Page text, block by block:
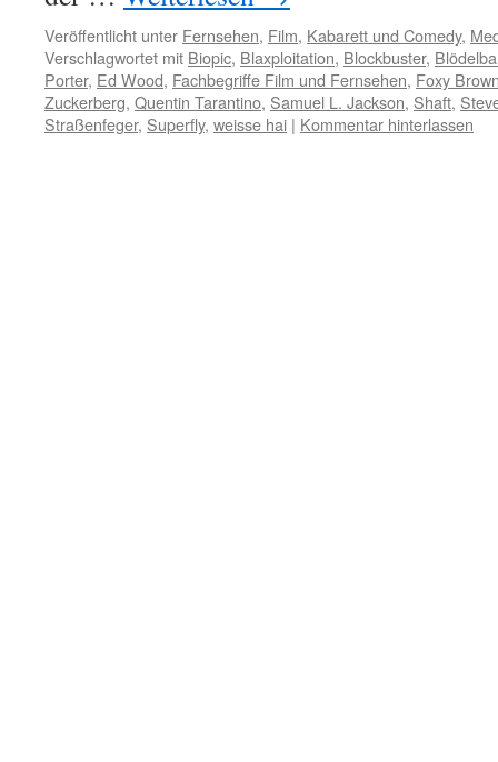
Veröffentlicht unter Fernsehen, Film, Kabarett und Comedy,
Verschlagwortet mit Biopic, Blaxploitation, Blockbuster,
Porter, Ed Wood, Fachbegriffe Film und Fernsehen, Foxy
Zuckerberg, Quentin Tarantino, Samuel L. Jackson, Shaft,
Straßenfeger, Superfly, weisse hai | Kommentar hinterlassen